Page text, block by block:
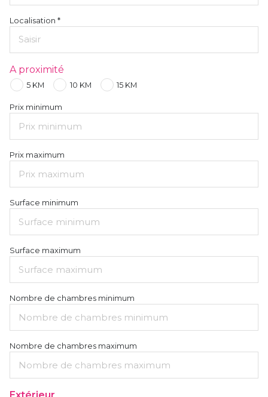
Localisation *
A proximité
5 KM 10 KM 15 KM
Prix minimum
Prix maximum
Surface minimum
Surface maximum
Nombre de chambres minimum
Nombre de chambres maximum